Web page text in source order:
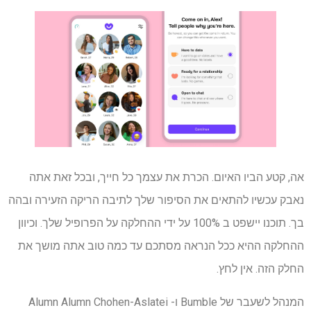
אה, קטע הביו האיום. הכרת את עצמך כל חייך, ובכל זאת אתה
נאבק עכשיו להתאים את הסיפור שלך לתיבה הריקה הזעירה ובהה
בך. תוכנו יישפט ב 100% על ידי ההחלקה על הפרופיל שלך. וכיוון
ההחלקה ההיא ככל הנראה מסתכם עד כמה טוב אתה מושך את
החלק הזה. אין לחץ.
המנהל לשעבר של Bumble ו- Alumn Alumn Chohen-Aslatei